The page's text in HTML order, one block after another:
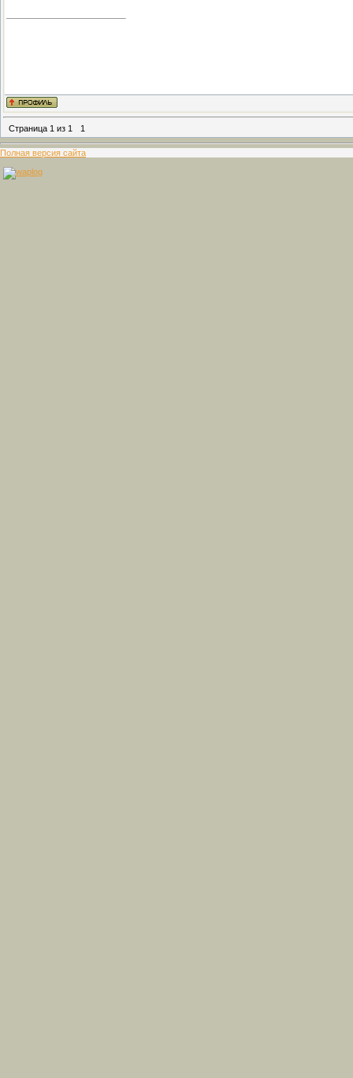
Страница 1 из 1 1
Полная версия сайта